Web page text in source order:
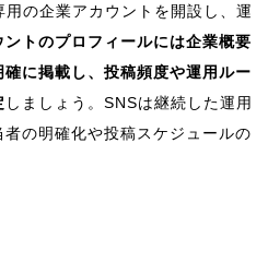
の企業アカウントを開設し、運
ントのプロフィールには企業概要
に掲載し、投稿頻度や運用ルー
しましょう。SNSは継続した運用
の明確化や投稿スケジュールの